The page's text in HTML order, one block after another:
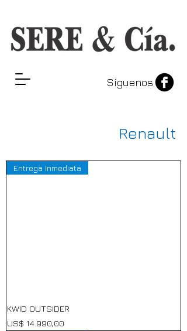
Síguenos
Renault
Entrega Inmediata
KWID OUTSIDER
Precio
US$ 14.990,00